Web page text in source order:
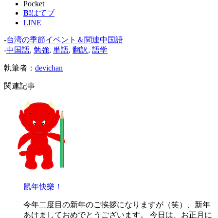
Pocket
B!はてブ
LINE
-台湾の季節イベント＆関連中国語
-中国語, 勉強, 単語, 翻訳, 語学
執筆者： devichan
関連記事
鼠年快樂！
今年二度目の新年のご挨拶になりますが（笑）、新年
あけましておめでとうございます。 今日は、お正月に